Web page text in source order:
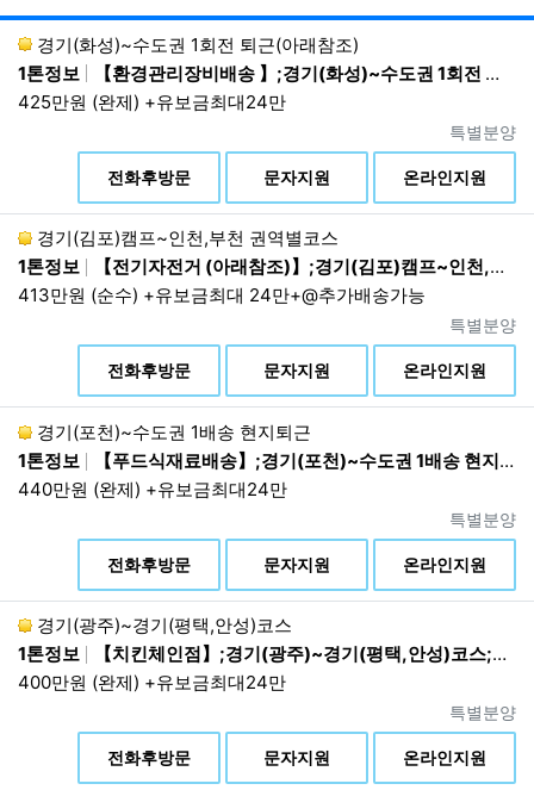
홈페이지, 상담게시판을 통한 회원가입 등 온라인
상에서의 수집, 전화, 회사 내에서의 서면 양식 신
청서 등을 통한 오프라인에서의 수집, 이메일, 이
본인확인기관 또는 제휴사로부터 제공 등
생성정보 수집 툴을 통한 수집
제3조. 개인정보의 보유 및 이용 기간
1. 회사는 이용자로부터 개인정보 수집 시에, 동의 받
은 기간 내에서 개인정보를 보유 및 이용합니다. 다
만, 관계 법령의 규정에 따라 보존할 필요성이 있는
경우에는 관계법령에 따라 보존합니다.
스 이용계약 체결시(회원가입시)부터 서비스 이용계
약 해지(탈퇴신청, 직권탈퇴 포함)까지 입니다. 회사
는 다른 법령에서 별도의 기간을 정하고 있거나 고객
의 요청이 있는 경우를 제외하면, 법령에서 정의하는
보를 파기합니다. 단, 기간 만료 30일 전까지 개인정
보가 파기되는 사실과 기간 만료일 및 해당 개인정보
의 항목을 이메일·전화 또는 이와 유사한 방법 중 어
느 하나의 방법으로 회원에게 알립니다.
3.관련 법령에 의한 개인정보 보유 기간은 다음과 같
<보관정보/보존기간>
표시/광고에 관한 기록 : 6개월
게
경기(화성)~수도권 1회전 퇴근(아래참조)
1톤정보
【환경관리장비배송 】;경기(화성)~수도권 1회전 퇴근(아래참조);06:00~16:00
425만원 (완제) +유보금최대24만
진행상태
특별분양
전화후방문
문자지원 온라인지원
경기(김포)캠프~인천,부천 권역별코스
1톤정보
【전기자전거 (아래참조)】;경기(김포)캠프~인천,부천 권역별코스;10:00~17:00
413만원 (순수) +유보금최대 24만+@추가배송가능
진행상태
특별분양
전화후방문
문자지원 온라인지원
경기(포천)~수도권 1배송 현지퇴근
1톤정보
【푸드식재료배송】;경기(포천)~수도권 1배송 현지퇴근;02:00~13:00 1배송 현지퇴근
440만원 (완제) +유보금최대24만
진행상태
특별분양
전화후방문
문자지원 온라인지원
경기(광주)~경기(평택,안성)코스
1톤정보
【치킨체인점】;경기(광주)~경기(평택,안성)코스;07:00~14(15):00 1배송 현지퇴근
400만원 (완제) +유보금최대24만
진행상태
특별분양
전화후방문
문자지원 온라인지원